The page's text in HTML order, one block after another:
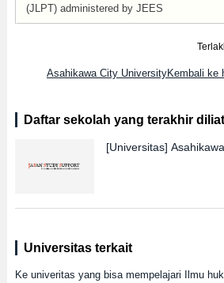
(JLPT) administered by JEES
Asahikawa City UniversityKembali ke
Daftar sekolah yang terakhir diliat
[Universitas]
Universitas terkait
Ke univeritas yang bisa mempelajari Ilmu